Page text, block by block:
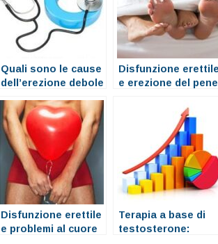
Quali sono le cause
dell’erezione debole
Disfunzione erettile
e erezione del pene
Disfunzione erettile
e problemi al cuore
Terapia a base di
testosterone: